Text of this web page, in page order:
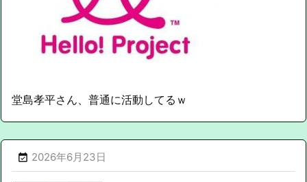
堂島孝平さん、普通に活動してるｗ
 2026年6月23日